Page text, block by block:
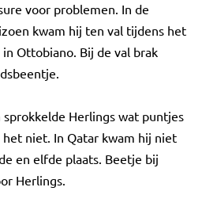
voor problemen. In de
kwam hij ten val tijdens het
Ottobiano. Bij de val brak
Herlings wat puntjes
het niet. In Qatar kwam hij niet
en elfde plaats. Beetje bij
Herlings.